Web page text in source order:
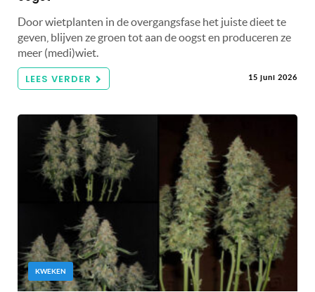
Door wietplanten in de overgangsfase het juiste dieet te
geven, blijven ze groen tot aan de oogst en produceren ze
meer (medi)wiet.
LEES VERDER 15 juni 2026
KWEKEN